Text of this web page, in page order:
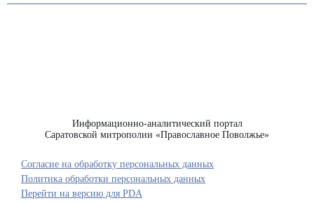
Информационно-аналитический портал
Саратовской митрополии «Православное Поволжье»
Согласие на обработку персональных данных
Политика обработки персональных данных
Перейти на версию для PDA